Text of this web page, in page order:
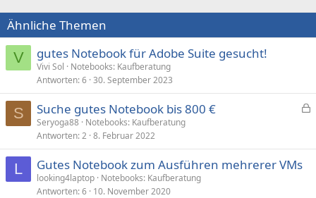
Ähnliche Themen
V gutes Notebook für Adobe Suite gesucht!
Vivi Sol
Notebooks: Kaufberatung
Antworten 6 30. September 2023
S
p
Suche gutes Notebook bis 800 €
Seryoga88 Notebooks: Kaufberatung
Antworten 2 8. Februar 2022
L Gutes Notebook zum Ausführen mehrerer VMs
looking4laptop Notebooks: Kaufberatung
Antworten 6 10. November 2020